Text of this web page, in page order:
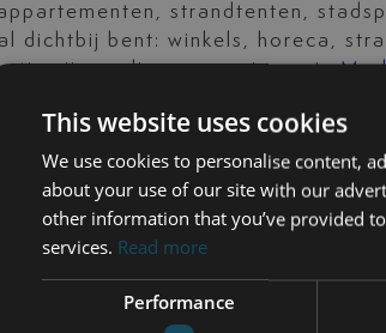
strandtenten,
dichtbij bent: winkels, horeca,
zijn er diversewoningen in
ideaal voor dagelijks genieten
OP DE
van internationale keukens en
er is voor ieder moment
ruime terrassen pal aan zee,
of de ondergaande zon. Deze
This website uses cookies
We use cookies to personalise content,
about your use of our site with our
other information that you’ve provided
services. Read more
Performance